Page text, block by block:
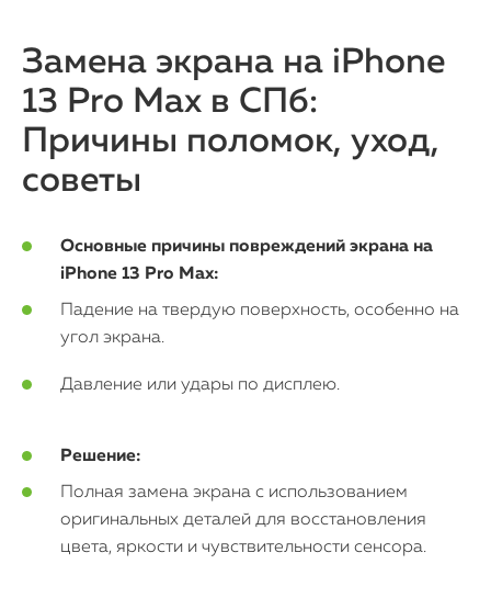
iPad
О нас
Статьи
Замена экрана на iPhone
13 Pro Max в СПб:
Причины поломок, уход,
советы
Основные причины повреждений экрана на
iPhone 13 Pro Max:
Падение на твердую поверхность, особенно на
угол экрана.
Давление или удары по дисплею.
Решение:
Полная замена экрана с использованием
оригинальных деталей для восстановления
цвета, яркости и чувствительности сенсора.